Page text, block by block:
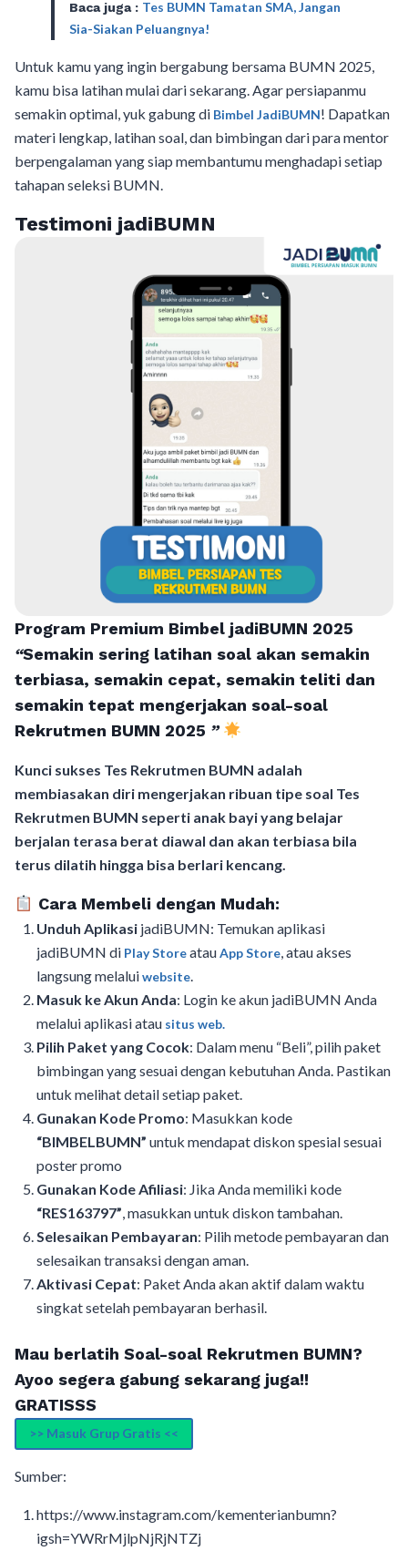
Baca juga : Tes BUMN Tamatan SMA, Jangan
Sia-Siakan Peluangnya!
Untuk kamu yang ingin bergabung bersama BUMN 2025,
kamu bisa latihan mulai dari sekarang. Agar persiapanmu
semakin optimal, yuk gabung di Bimbel JadiBUMN! Dapatkan
materi lengkap, latihan soal, dan bimbingan dari para mentor
berpengalaman yang siap membantumu menghadapi setiap
tahapan seleksi BUMN.
Testimoni jadiBUMN
Program Premium Bimbel jadiBUMN 2025
“Semakin sering latihan soal akan semakin
terbiasa, semakin cepat, semakin teliti dan
semakin tepat mengerjakan soal-soal
Rekrutmen BUMN 2025 ”
Kunci sukses Tes Rekrutmen BUMN adalah
membiasakan diri mengerjakan ribuan tipe soal Tes
Rekrutmen BUMN seperti anak bayi yang belajar
berjalan terasa berat diawal dan akan terbiasa bila
terus dilatih hingga bisa berlari kencang.
Cara Membeli dengan Mudah:
Unduh Aplikasi jadiBUMN: Temukan aplikasi
jadiBUMN di Play StoreatauApp Store , atau akses
langsung melaluiwebsite
Masuk ke Akun Anda: Login ke akun jadiBUMN Anda
melalui aplikasi atau situs web.
Pilih Paket yang Cocok: Dalam menu “Beli”, pilih paket
bimbingan yang sesuai dengan kebutuhan Anda. Pastikan
untuk melihat detail setiap paket.
Gunakan Kode Promo: Masukkan kode
“BIMBELBUMN” untuk mendapat diskon spesial sesuai
poster promo
Gunakan Kode Afiliasi: Jika Anda memiliki kode
“RES163797” , masukkan untuk diskon tambahan.
Selesaikan Pembayaran: Pilih metode pembayaran dan
selesaikan transaksi dengan aman.
Aktivasi Cepat: Paket Anda akan aktif dalam waktu
singkat setelah pembayaran berhasil.
Mau berlatih Soal-soal Rekrutmen BUMN?
Ayoo segera gabung sekarang juga!!
GRATISSS
>> Masuk Grup Gratis <<
Sumber:
https://www.instagram.com/kementerianbumn?
igsh=YWRrMjlpNjRjNTZj